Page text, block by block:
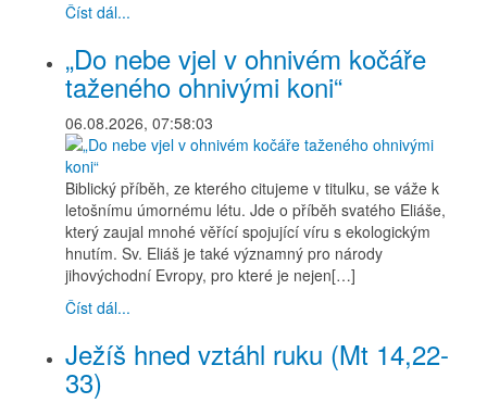
Číst dál...
„Do nebe vjel v ohnivém kočáře
taženého ohnivými koni“
06.08.2026, 07:58:03
Biblický příběh, ze kterého citujeme v titulku, se váže k
letošnímu úmornému létu. Jde o příběh svatého Eliáše,
který zaujal mnohé věřící spojující víru s ekologickým
hnutím. Sv. Eliáš je také významný pro národy
jihovýchodní Evropy, pro které je nejen[…]
Číst dál...
Ježíš hned vztáhl ruku (Mt 14,22-
33)